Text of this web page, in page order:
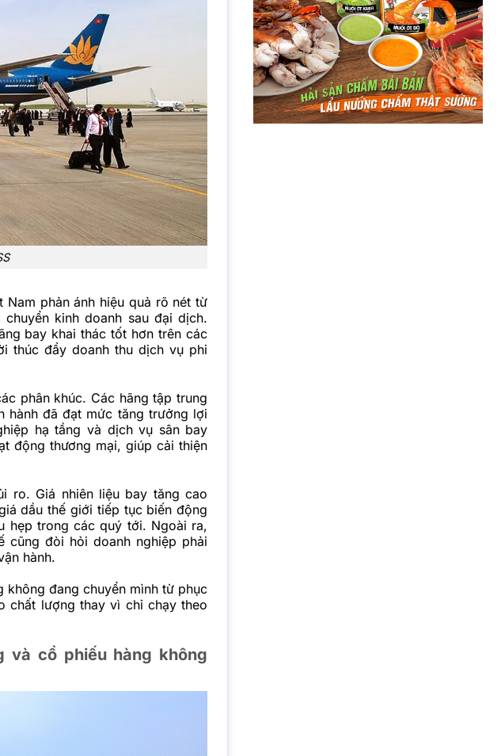
phản ánh hiệu quả rõ nét từ
kinh doanh sau đại dịch.
bay khai thác tốt hơn trên các
thúc đẩy doanh thu dịch vụ phi
phân khúc. Các hãng tập trung
đã đạt mức tăng trưởng lợi
hạ tầng và dịch vụ sân bay
động thương mại, giúp cải thiện
ro. Giá nhiên liệu bay tăng cao
dầu thế giới tiếp tục biến động
hẹp trong các quý tới. Ngoài ra,
cũng đòi hỏi doanh nghiệp phải
hành.
không đang chuyển mình từ phục
chất lượng thay vì chỉ chạy theo
và cổ phiếu hàng không